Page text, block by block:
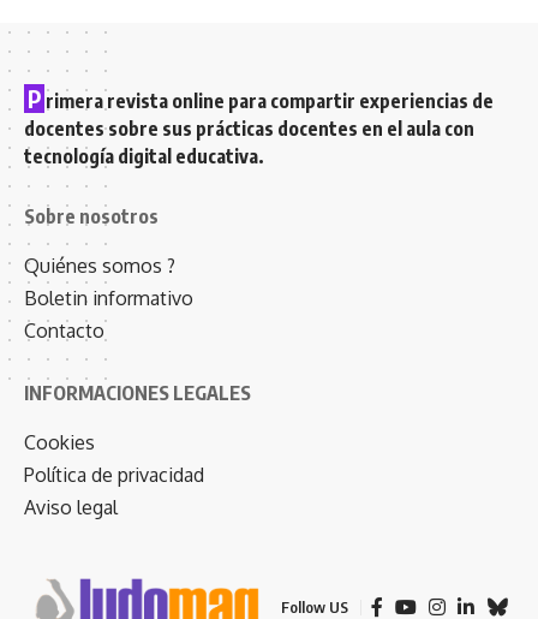
P rimera revista online para compartir experiencias de
docentes sobre sus prácticas docentes en el aula con
tecnología digital educativa.
Sobre nosotros
Quiénes somos ?
Boletin informativo
Contacto
INFORMACIONES LEGALES
Cookies
Política de privacidad
Aviso legal
Follow US